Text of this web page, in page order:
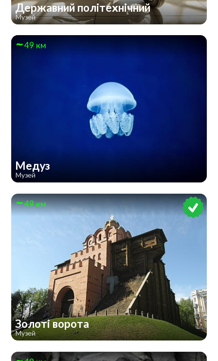
Державний політехнічний
Музей
49 км
Медуз
Музей
49 км
Золоті ворота
Музей